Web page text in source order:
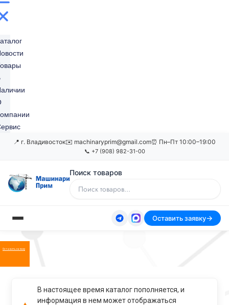
📍 г. Владивосток✉️ machinaryprim@gmail.com⏰ Пн–Пт 10:00–19:00
📞 +7 (908) 982-31-00
Поиск товаров
Оставить заявку
Оставить заявку
В настоящее время каталог пополняется, и
информация в нем может отображаться